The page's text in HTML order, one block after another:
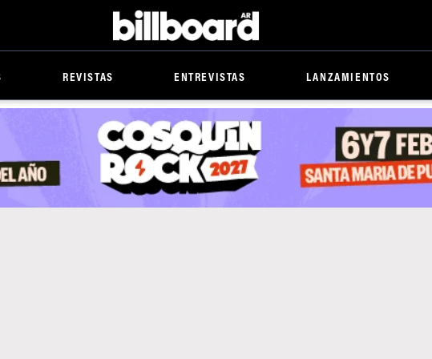
Billboard
REVISTAS ENTREVISTAS LANZAMIENTOS